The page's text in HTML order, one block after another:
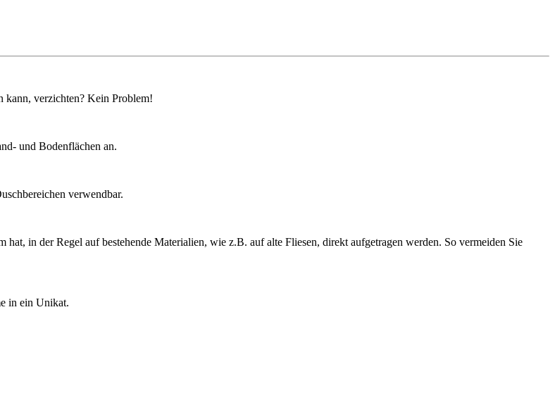
kann, verzichten? Kein Problem!
und Bodenflächen an.
verwendbar.
in der Regel auf bestehende Materialien, wie z.B. auf alte Fliesen, direkt aufgetragen werden. So vermeiden Sie
in ein Unikat.